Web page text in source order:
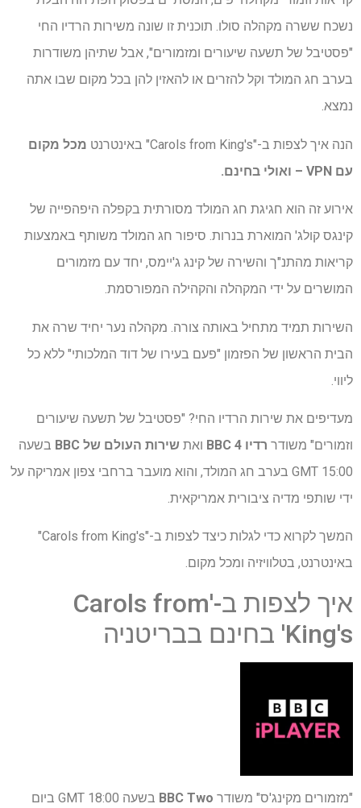
נשכח ששרה מקהלה סולו. תוכנית זו שונה משירות הרדיו החי
"פסטיבל של תשעה שיעורים ומזמורים", אבל שתיהן משודרות
בערב חג המולד וקל להזרים או להאזין להן בכל מקום שבו אתה
נמצא.
הנה איך לצפות ב-"Carols from King's" באינטרנט
מכל מקום
עם VPN
– ואולי בחינם.
אירוע זה הוא חגיגת חג המולד מסורתית בקפלה היפהפייה של
קינגס קולג' המוארת בנרות. סיפור חג המולד משותף באמצעות
קריאות מהתנ"ך והשירה של קינג ג'יימס, יחד עם מזמורים
המושרים על ידי המקהלה והקהילה המפורסמת.
השירות תמיד מתחיל באותה צורה. מקהלה נער יחיד שרה את
הבית הראשון של הפזמון "פעם בעירו של דוד המלכותי" ללא כל
ליווי.
מעדיפים את שירות הרדיו החי? "פסטיבל של תשעה שיעורים
וזמורים" משודר רדיו BBC 4 ואת שירות העולם של BBC
בשעה
15:00 GMT בערב חג המולד, והוא מועבר ברחבי צפון אמריקה על
ידי שותפי מדיה ציבורית אמריקאית.
המשך לקרוא כדי לגלות כיצד לצפות ב-"Carols from King's"
באינטרנט, בטלוויזיה ומכל מקום.
איך לצפות ב-'Carols from
King's' בחינם בבריטניה
"מזמורים מקינג'ס" משודר BBC Two
בשעה 18:00 GMT ביום